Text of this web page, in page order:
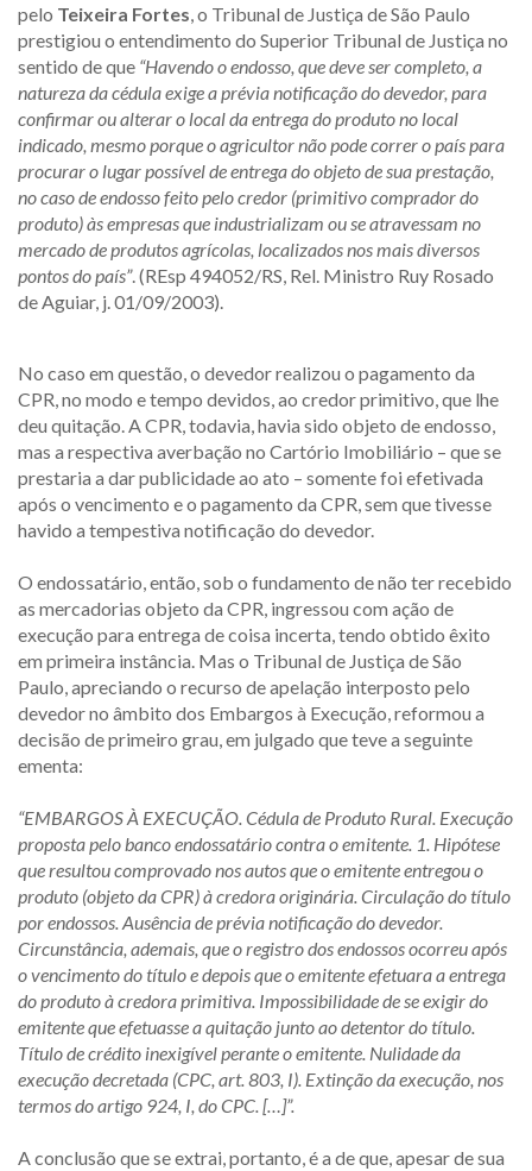
pelo Teixeira Fortes, o Tribunal de Justiça de São Paulo
prestigiou o entendimento do Superior Tribunal de Justiça no
sentido de que “Havendo o endosso, que deve ser completo, a
natureza da cédula exige a prévia notificação do devedor, para
confirmar ou alterar o local da entrega do produto no local
indicado, mesmo porque o agricultor não pode correr o país para
procurar o lugar possível de entrega do objeto de sua prestação,
no caso de endosso feito pelo credor (primitivo comprador do
produto) às empresas que industrializam ou se atravessam no
mercado de produtos agrícolas, localizados nos mais diversos
pontos do país”. (REsp 494052/RS, Rel. Ministro Ruy Rosado
de Aguiar, j. 01/09/2003).
No caso em questão, o devedor realizou o pagamento da
CPR, no modo e tempo devidos, ao credor primitivo, que lhe
deu quitação. A CPR, todavia, havia sido objeto de endosso,
mas a respectiva averbação no Cartório Imobiliário – que se
prestaria a dar publicidade ao ato – somente foi efetivada
após o vencimento e o pagamento da CPR, sem que tivesse
havido a tempestiva notificação do devedor.
O endossatário, então, sob o fundamento de não ter recebido
as mercadorias objeto da CPR, ingressou com ação de
execução para entrega de coisa incerta, tendo obtido êxito
em primeira instância. Mas o Tribunal de Justiça de São
Paulo, apreciando o recurso de apelação interposto pelo
devedor no âmbito dos Embargos à Execução, reformou a
decisão de primeiro grau, em julgado que teve a seguinte
ementa:
“EMBARGOS À EXECUÇÃO. Cédula de Produto Rural. Execução
proposta pelo banco endossatário contra o emitente. 1. Hipótese
que resultou comprovado nos autos que o emitente entregou o
produto (objeto da CPR) à credora originária. Circulação do título
por endossos. Ausência de prévia notificação do devedor.
Circunstância, ademais, que o registro dos endossos ocorreu após
o vencimento do título e depois que o emitente efetuara a entrega
do produto à credora primitiva. Impossibilidade de se exigir do
emitente que efetuasse a quitação junto ao detentor do título.
Título de crédito inexigível perante o emitente. Nulidade da
execução decretada (CPC, art. 803, I). Extinção da execução, nos
termos do artigo 924, I, do CPC. […]”.
A conclusão que se extrai, portanto, é a de que, apesar de sua